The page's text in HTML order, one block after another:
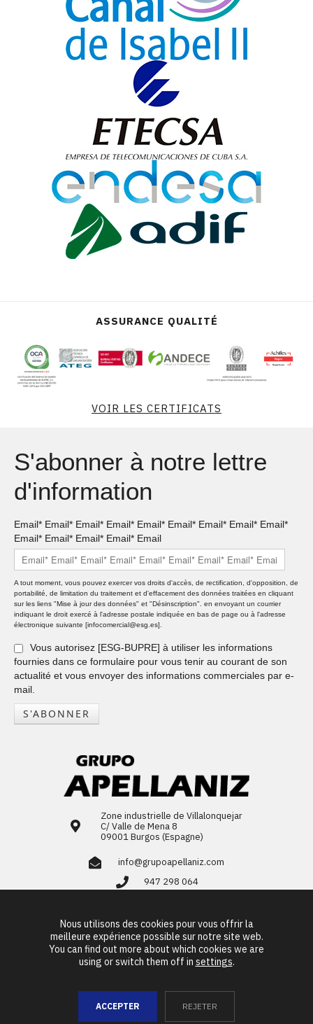
ASSURANCE QUALITÉ
VOIR LES CERTIFICATS
S'abonner à notre lettre
d'information
Email* Email* Email* Email* Email* Email* Email* Email* Email*
Email* Email* Email* Email* Email
A tout moment, vous pouvez exercer vos droits d'accès, de rectification, d'opposition, de
portabilité, de limitation du traitement et d'effacement des données traitées en cliquant
sur les liens "Mise à jour des données" et "Désinscription". en envoyant un courrier
indiquant le droit exercé à l'adresse postale indiquée en bas de page ou à l'adresse
électronique suivante [infocomercial@esg.es].
Vous autorisez [ESG-BUPRE] à utiliser les informations
fournies dans ce formulaire pour vous tenir au courant de son
actualité et vous envoyer des informations commerciales par e-
mail.
S'ABONNER
Zone industrielle de Villalonquejar
C/ Valle de Mena 8
09001 Burgos (Espagne)
info@grupoapellaniz.com
947 298 064
ES EN FR PT
Nous utilisons des cookies pour vous offrir la
meilleure expérience possible sur notre site web.
You can find out more about which cookies we are
using or switch them off in settings.
ACCEPTER REJETER